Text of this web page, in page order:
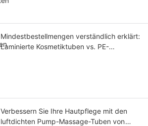
Mindestbestellmengen verständlich erklärt:
Laminierte Kosmetiktuben vs. PE-
Verbessern Sie Ihre Hautpflege mit den
luftdichten Pump-Massage-Tuben von